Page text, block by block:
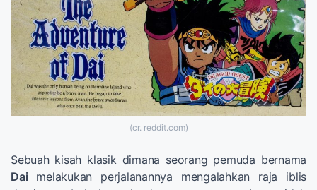
(cr. reddit.com)
Sebuah kisah klasik dimana seorang pemuda bernama
Dai melakukan perjalanannya mengalahkan raja iblis